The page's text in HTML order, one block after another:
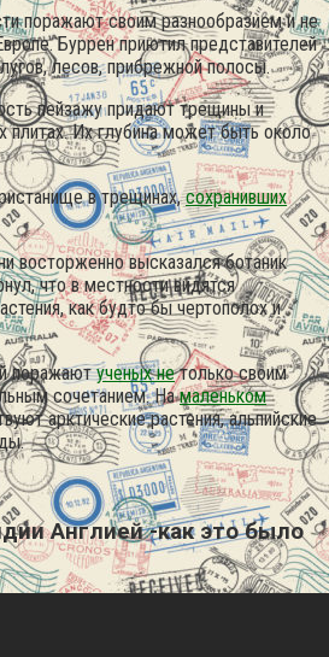
поражают своим разнообразием и не
Буррен приютил представителей
лесов, прибрежной полосы.
пейзажу придают трещины и
плитах. Их глубина может быть около
в трещинах,сохранивших
восторженно высказался ботаник
что в местности видятся
как будто бы чертополох и
поражаютученых нетолько своим
сочетанием. Намаленьком
арктические растения, альпийские
Англией -как это было